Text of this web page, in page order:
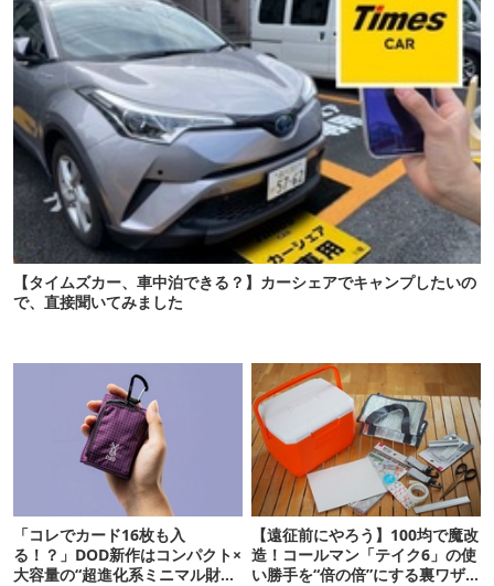
【タイムズカー、車中泊できる？】カーシェアでキャンプしたいの
で、直接聞いてみました
「コレでカード16枚も入
る！？」DOD新作はコンパクト×
大容量の“超進化系ミニマル財
【遠征前にやろう】100均で魔改
造！コールマン「テイク6」の使
い勝手を“倍の倍”にする裏ワザ6